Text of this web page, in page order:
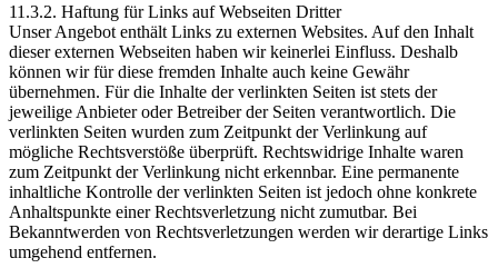
11.3.2. Haftung für Links auf Webseiten Dritter
Unser Angebot enthält Links zu externen Websites. Auf den Inhalt
dieser externen Webseiten haben wir keinerlei Einfluss. Deshalb
können wir für diese fremden Inhalte auch keine Gewähr
übernehmen. Für die Inhalte der verlinkten Seiten ist stets der
jeweilige Anbieter oder Betreiber der Seiten verantwortlich. Die
verlinkten Seiten wurden zum Zeitpunkt der Verlinkung auf
mögliche Rechtsverstöße überprüft. Rechtswidrige Inhalte waren
zum Zeitpunkt der Verlinkung nicht erkennbar. Eine permanente
inhaltliche Kontrolle der verlinkten Seiten ist jedoch ohne konkrete
Anhaltspunkte einer Rechtsverletzung nicht zumutbar. Bei
Bekanntwerden von Rechtsverletzungen werden wir derartige Links
umgehend entfernen.